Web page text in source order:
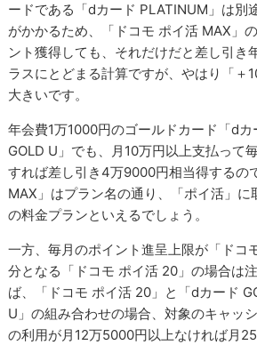
ードである「dカード PLATINUM」は別
がかかるため、「ドコモ ポイ活 MAX」
ント獲得しても、それだけだと差し引き
ラスにとどまる計算ですが、やはり「＋
大きいです。
年会費1万1000円のゴールドカード「dカ
GOLD U」でも、月10万円以上支払って
すれば差し引き4万9000円相当得するの
MAX」はプラン名の通り、「ポイ活」に
の料金プランといえるでしょう。
一方、毎月のポイント進呈上限が「ドコ
分となる「ドコモ ポイ活 20」の場合は
ば、「ドコモ ポイ活 20」と「dカード
U」の組み合わせの場合、対象のキャッ
の利用が月12万5000円以上なければ月